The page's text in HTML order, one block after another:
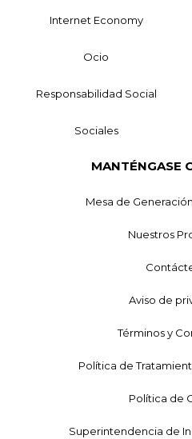
Internet Economy
Ocio
Responsabilidad Social
Sociales
MANTÉNGASE
Mesa de
Nuestros
Aviso de
Términos y
Política de
Política de
Superintendencia de